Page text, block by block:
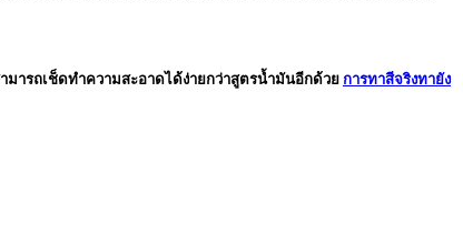
ารถเช็ดทำความสะอาดได้ง่ายกว่าสูตรน้ำมันอีกด้วย การทาสีจริงทายัง